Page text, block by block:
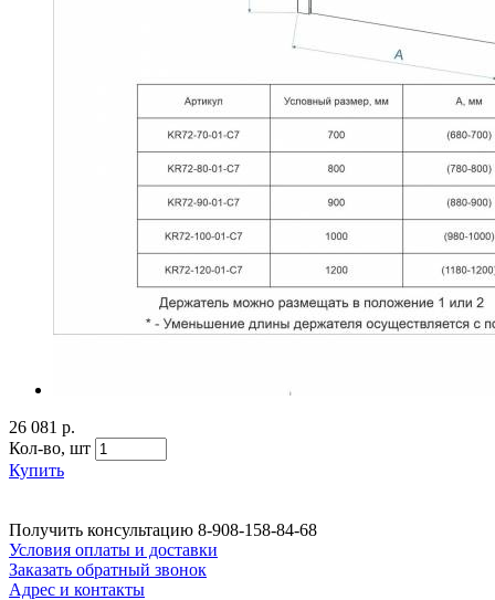
26 081 р.
Кол-во, шт
Купить
Получить консультацию 8-908-158-84-68
Условия оплаты и доставки
Заказать обратный звонок
Адрес и контакты